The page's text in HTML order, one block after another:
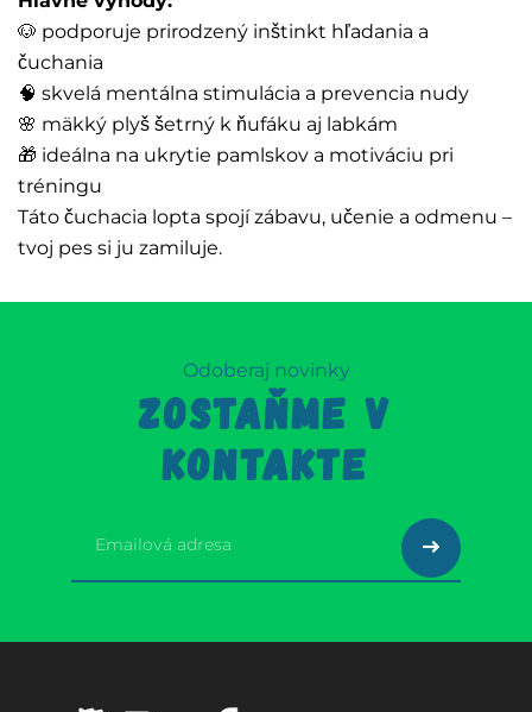
🐶 podporuje prirodzený inštinkt hľadania a
čuchania
🧠 skvelá mentálna stimulácia a prevencia nudy
🌸 mäkký plyš šetrný k ňufáku aj labkám
🎁 ideálna na ukrytie pamlskov a motiváciu pri
tréningu
Táto čuchacia lopta spojí zábavu, učenie a odmenu –
tvoj pes si ju zamiluje.
Odoberaj novinky
ZOSTAŇME V
KONTAKTE